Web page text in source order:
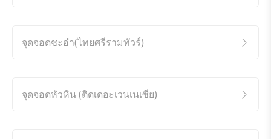
จุดจอดชะอำ(ไทยศรีรามทัวร์)
จุดจอดหัวหิน (ติดเดอะเวนเนเซีย)